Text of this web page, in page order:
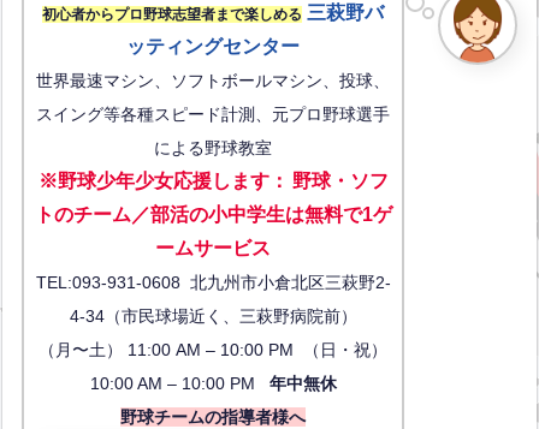
初心者からプロ野球志望者まで楽しめる 三萩野バ
ッティングセンター
世界最速マシン、ソフトボールマシン、投球、
スイング等各種スピード計測、元プロ野球選手
による野球教室
※野球少年少女応援します： 野球・ソフ
トのチーム／部活の小中学生は無料で1ゲ
ームサービス
TEL:093-931-0608 北九州市小倉北区三萩野2-
4-34（市民球場近く、三萩野病院前）
（月〜土） 11:00 AM – 10:00 PM （日・祝）
10:00 AM – 10:00 PM 年中無休
野球チームの指導者様へ